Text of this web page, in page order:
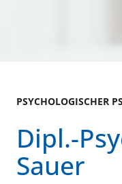
PSYCHOLOGISCHER
Dipl.-
Sauer